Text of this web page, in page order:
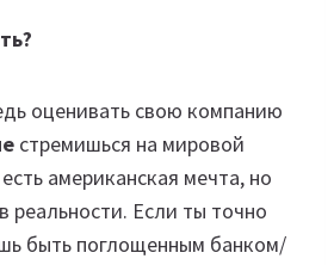
оценивать свою компанию
стремишься на мировой
американская мечта, но
Если ты точно
быть поглощенным банком/